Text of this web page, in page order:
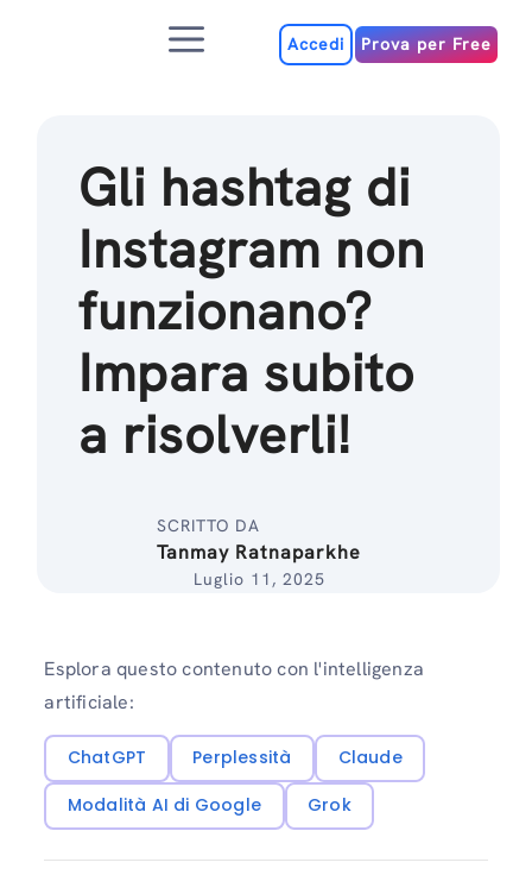
MenuAccedi Prova per Free
Gli hashtag di
Instagram non
funzionano?
Impara subito
a risolverli!
SCRITTO DA
Tanmay Ratnaparkhe
Luglio 11, 2025
Esplora questo contenuto con l'intelligenza
artificiale:
ChatGPT Perplessità
Claude
Modalità AI di Google
Grok